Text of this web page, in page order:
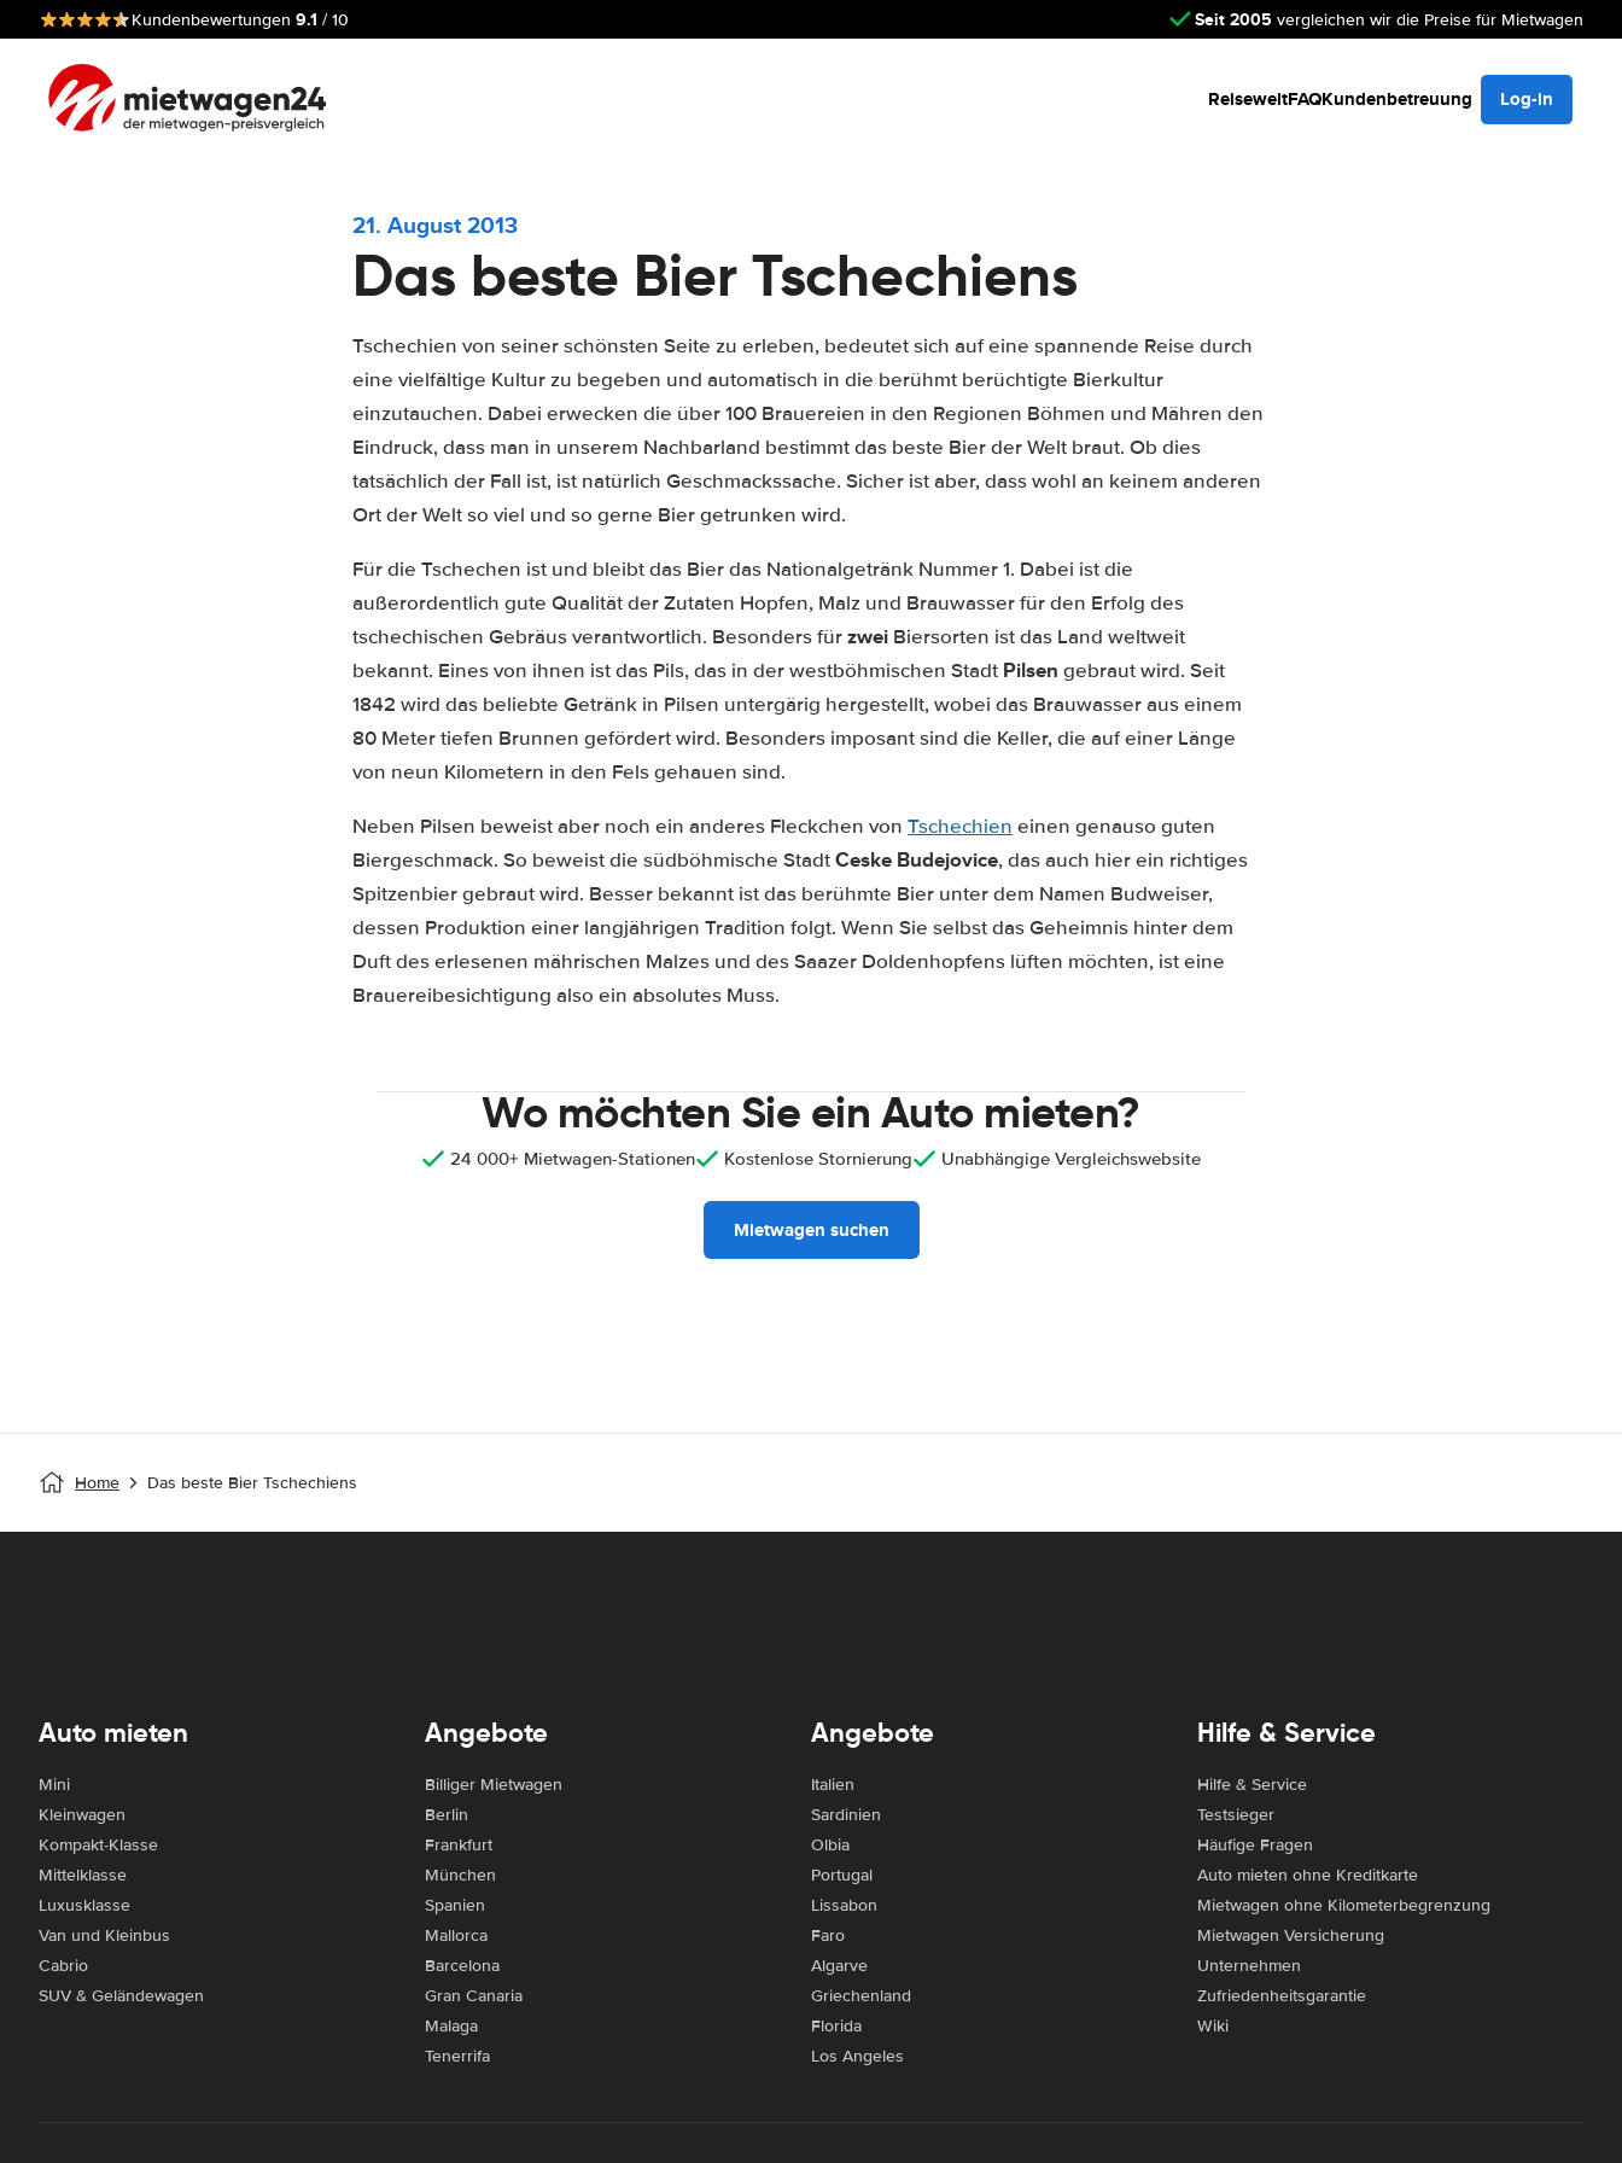
Kundenbewertungen 9.1 / 10 Seit 2005 vergleichen wir die Preise für Mietwagen
ReiseweltFAQKundenbetreuung Log-in
21. August 2013
Das beste Bier Tschechiens
Tschechien von seiner schönsten Seite zu erleben, bedeutet sich auf eine spannende Reise durch
eine vielfältige Kultur zu begeben und automatisch in die berühmt berüchtigte Bierkultur
einzutauchen. Dabei erwecken die über 100 Brauereien in den Regionen Böhmen und Mähren den
Eindruck, dass man in unserem Nachbarland bestimmt das beste Bier der Welt braut. Ob dies
tatsächlich der Fall ist, ist natürlich Geschmackssache. Sicher ist aber, dass wohl an keinem anderen
Ort der Welt so viel und so gerne Bier getrunken wird.
Für die Tschechen ist und bleibt das Bier das Nationalgetränk Nummer 1. Dabei ist die
außerordentlich gute Qualität der Zutaten Hopfen, Malz und Brauwasser für den Erfolg des
tschechischen Gebräus verantwortlich. Besonders fürzwei Biersorten ist das Land weltweit
bekannt. Eines von ihnen ist das Pils, das in der westböhmischen Stadt Pilsen gebraut wird. Seit
1842 wird das beliebte Getränk in Pilsen untergärig hergestellt, wobei das Brauwasser aus einem
80 Meter tiefen Brunnen gefördert wird. Besonders imposant sind die Keller, die auf einer Länge
von neun Kilometern in den Fels gehauen sind.
Neben Pilsen beweist aber noch ein anderes Fleckchen von Tschechien einen genauso guten
Biergeschmack. So beweist die südböhmische StadtCeske Budejovice, das auch hier ein richtiges
Spitzenbier gebraut wird. Besser bekannt ist das berühmte Bier unter dem Namen Budweiser,
dessen Produktion einer langjährigen Tradition folgt. Wenn Sie selbst das Geheimnis hinter dem
Duft des erlesenen mährischen Malzes und des Saazer Doldenhopfens lüften möchten, ist eine
Brauereibesichtigung also ein absolutes Muss.
Wo möchten Sie ein Auto mieten?
24 000+ Mietwagen-Stationen Kostenlose Stornierung Unabhängige Vergleichswebsite
Mietwagen suchen
Home Das beste Bier Tschechiens
Auto mieten
Mini
Kleinwagen
Kompakt-Klasse
Mittelklasse
Luxusklasse
Van und Kleinbus
Cabrio
SUV & Geländewagen
Angebote
Billiger Mietwagen
Berlin
Frankfurt
München
Spanien
Mallorca
Barcelona
Gran Canaria
Malaga
Tenerrifa
Angebote
Italien
Sardinien
Olbia
Portugal
Lissabon
Faro
Algarve
Griechenland
Florida
Los Angeles
Hilfe & Service
Hilfe & Service
Testsieger
Häufige Fragen
Auto mieten ohne Kreditkarte
Mietwagen ohne Kilometerbegrenzung
Mietwagen Versicherung
Unternehmen
Zufriedenheitsgarantie
Wiki